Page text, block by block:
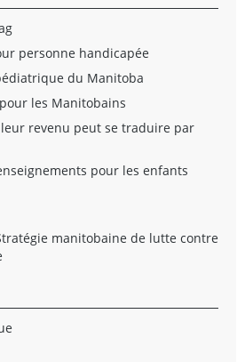
personne handicapée
du Manitoba
les Manitobains
revenu peut se traduire par
pour les enfants
manitobaine de lutte contre